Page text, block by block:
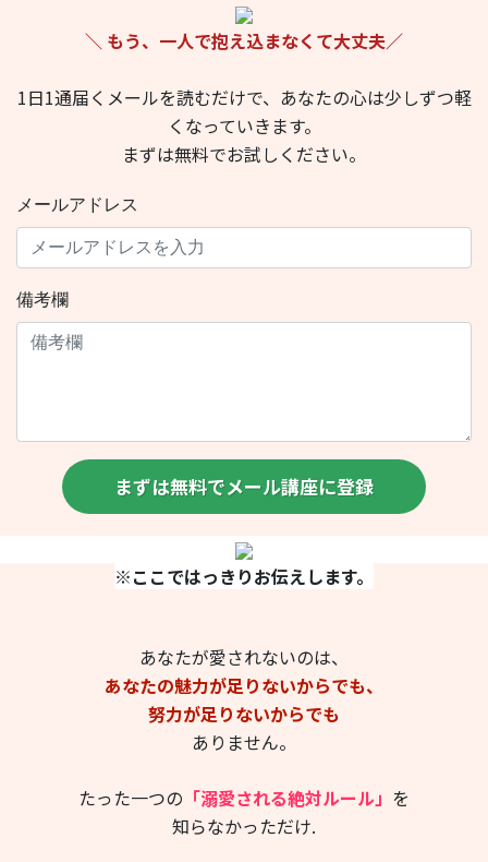
＼ もう、一人で抱え込まなくて大丈夫／
1日1通届くメールを読むだけで、あなたの心は少しずつ軽
くなっていきます。
まずは無料でお試しください。
メールアドレス
備考欄
まずは無料でメール講座に登録
※ここではっきりお伝えします。
あなたが愛されないのは、
あなたの魅力が足りないからでも、
努力が足りないからでも
ありません。
たった一つの 「溺愛される絶対ルール」 を
知らなかっただけ.